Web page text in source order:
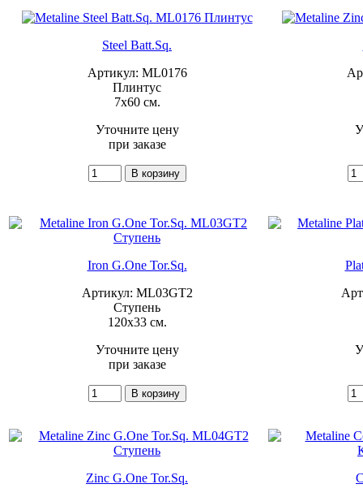
Steel Batt.Sq.
Артикул: ML0176
Плинтус
7x60 см.
Уточните цену
при заказе
Iron G.One Tor.Sq.
Артикул: ML03GT2
Ступень
120x33 см.
Уточните цену
при заказе
Zinc G.One Tor.Sq.